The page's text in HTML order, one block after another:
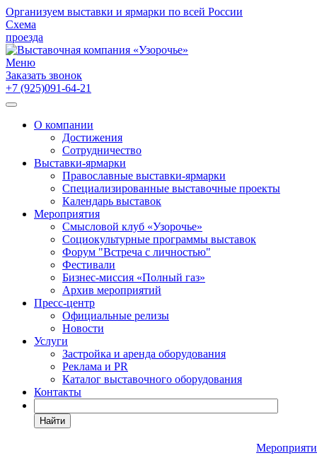
Организуем выставки и ярмарки по всей России
Схема
проезда
Меню
Заказать звонок
+7 (925)091-64-21
О компании
Достижения
Сотрудничество
Выставки-ярмарки
Православные выставки-ярмарки
Специализированные выставочные проекты
Календарь выставок
Мероприятия
Смысловой клуб «Узорочье»
Социокультурные программы выставок
Форум "Встреча с личностью"
Фестивали
Бизнес-миссия «Полный газ»
Архив мероприятий
Пресс-центр
Официальные релизы
Новости
Услуги
Застройка и аренда оборудования
Реклама и PR
Каталог выставочного оборудования
Контакты
Найти